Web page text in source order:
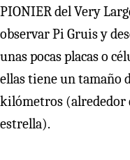
PIONIER del Very
observar Pi Gruis y
unas pocas placas o
ellas tiene un tamaño
kilómetros (alrededor
estrella).